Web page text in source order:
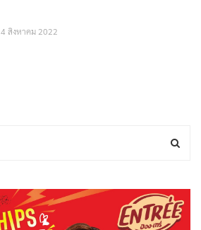
4 สิงหาคม 2022